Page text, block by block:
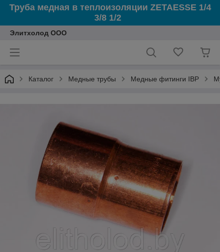
Труба медная в теплоизоляции ZETAESSE 1/4
3/8 1/2
Элитхолод ООО
Каталог Медные трубы Медные фитинги IBP